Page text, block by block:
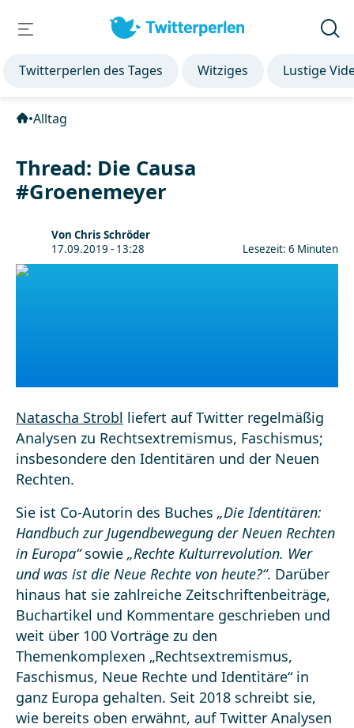
Twitterperlen des Tages Witziges Lustige
•Alltag
Thread: Die Causa
#Groenemeyer
Von Chris Schröder
17.09.2019 - 13:28
Lesezeit: 6 Minuten
Natascha Strobl liefert auf Twitter regelmäßig
Analysen zu Rechtsextremismus, Faschismus;
insbesondere den Identitären und der Neuen
Rechten.
Sie ist Co-Autorin des Buches „Die Identitären:
Handbuch zur Jugendbewegung der Neuen Rechten
in Europa“sowie „Rechte Kulturrevolution. Wer
und was ist die Neue Rechte von heute?“. Darüber
hinaus hat sie zahlreiche Zeitschriftenbeiträge,
Buchartikel und Kommentare geschrieben und
weit über 100 Vorträge zu den
Themenkomplexen „Rechtsextremismus,
Faschismus, Neue Rechte und Identitäre“ in
ganz Europa gehalten. Seit 2018 schreibt sie,
wie bereits oben erwähnt, auf Twitter Analysen